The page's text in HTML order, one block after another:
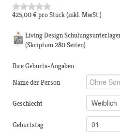
425,00 €pro Stück(inkl. MwSt.)
Living Design
(Skriptum 280 Seiten)
Ihre Geburts-Angaben:
Name der Person
Geschlecht
Geburtstag